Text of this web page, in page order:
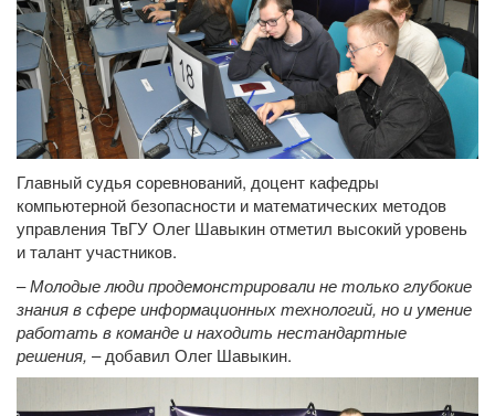
Главный судья соревнований, доцент кафедры
компьютерной безопасности и математических методов
управления ТвГУ Олег Шавыкин отметил высокий уровень
и талант участников.
–Молодые люди продемонстрировали не только глубокие
знания в сфере информационных технологий, но и умение
работать в команде и находить нестандартные
решения, – добавил Олег Шавыкин.